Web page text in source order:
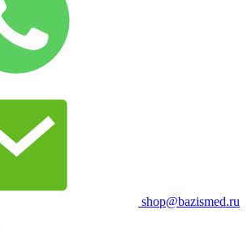
shop@bazismed.ru